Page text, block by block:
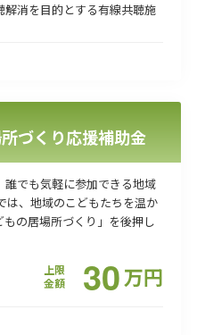
消を目的とする有線共聴施
づくり応援補助金
でも気軽に参加できる地域
は、地域のこどもたちを温か
の居場所づくり」を後押し
上限
金額
30万円